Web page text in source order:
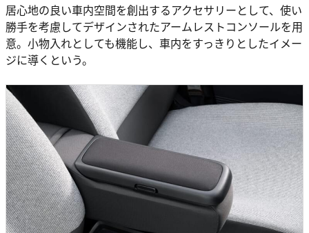
居心地の良い車内空間を創出するアクセサリーとして、使い
勝手を考慮してデザインされたアームレストコンソールを用
意。小物入れとしても機能し、車内をすっきりとしたイメー
ジに導くという。